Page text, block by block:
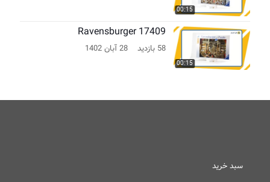
00:15
00:15
Ravensburger 17409
58 بازدید 28 آبان 1402
سبد خرید